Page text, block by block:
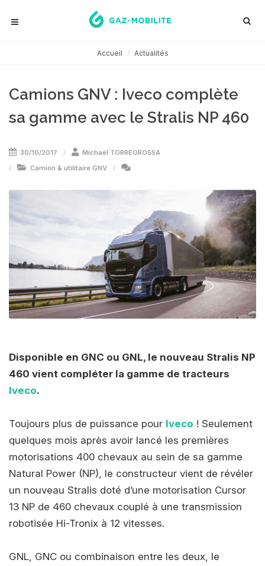
Accueil Actualités
Camions GNV : Iveco complète
sa gamme avec le Stralis NP 460
30/10/2017
Michaël TORREGROSSA
Camion & utilitaire GNV
Disponible en GNC ou GNL, le nouveau Stralis NP
460 vient compléter la gamme de tracteurs
Iveco.
Toujours plus de puissance pour Iveco ! Seulement
quelques mois après avoir lancé les premières
motorisations 400 chevaux au sein de sa gamme
Natural Power (NP), le constructeur vient de révéler
un nouveau Stralis doté d’une motorisation Cursor
13 NP de 460 chevaux couplé à une transmission
robotisée Hi-Tronix à 12 vitesses.
GNL, GNC ou combinaison entre les deux, le